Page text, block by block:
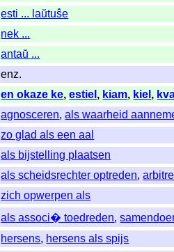
esti ... laŭtuŝe
nek ...
antaŭ ...
enz.
en okaze ke,estiel , kiam, kiel ,
agnosceren,als waarheid
zo glad als een aal
als bijstelling plaatsen
als scheidsrechter optreden,
zich opwerpen als
als associ� toedreden,
hersens, hersens als spijs